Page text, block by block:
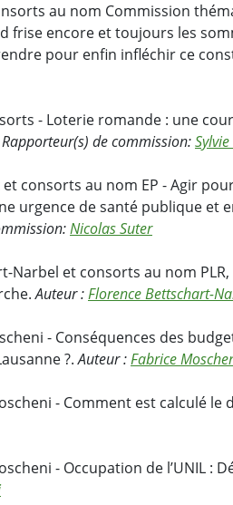
au nom Commission
frise encore et toujours les
pour enfin infléchir ce
- Loterie romande : une
Rapporteur(s) de commission:
consorts au nom EP - Agir
urgence de santé publique et
Nicolas Suter
Narbel et consorts au nom PLR,
Auteur :Florence Bettschart-
- Conséquences des
?.Auteur :Fabrice
- Comment est calculé le
- Occupation de l’UNIL :